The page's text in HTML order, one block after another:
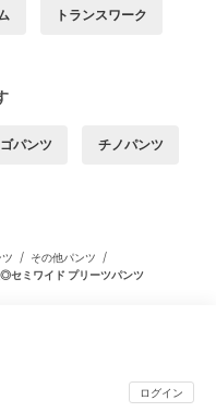
トランスワーク
パンツ チノパンツ
/ その他パンツ /
セミワイド プリーツパンツ
ログイン